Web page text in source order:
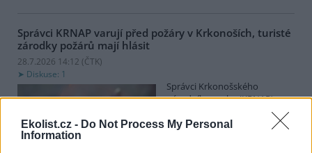
Ekolist.cz - Do Not Process My Personal
Information
Správci KRNAP varují před požáry v Krkonoších, turisté
zárodky požárů mají hlásit
28.7.2026 14:12 (ČTK)
Diskuse: 1
Správci Krkonošského
národního parku (KRNAP)
vyzývají návštěvníky Krkonoš,
aby ihned hlásili jakýkoli